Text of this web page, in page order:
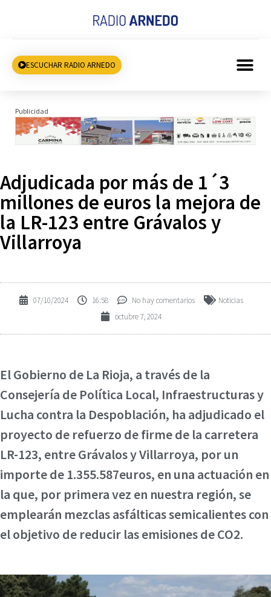
ESCUCHAR RADIO ARNEDO
Publicidad
Adjudicada por más de 1´3
millones de euros la mejora de
la LR-123 entre Grávalos y
Villarroya
07/10/2024 16:58 No hay comentarios
Noticias
octubre 7, 2024
El Gobierno de La Rioja, a través de la
Consejería de Política Local, Infraestructuras y
Lucha contra la Despoblación, ha adjudicado el
proyecto de refuerzo de firme de la carretera
LR-123, entre Grávalos y Villarroya, por un
importe de 1.355.587euros, en una actuación en
la que, por primera vez en nuestra región, se
emplearán mezclas asfálticas semicalientes con
el objetivo de reducir las emisiones de CO2.